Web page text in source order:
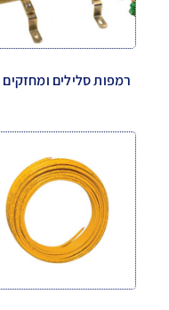
רמפות סלילים ומחזקים